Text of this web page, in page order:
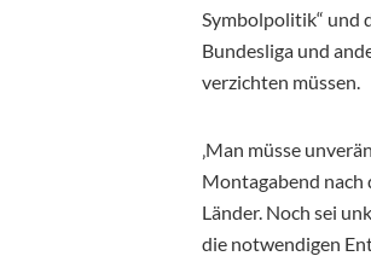
Symbolpolitik“ und
Bundesliga und
verzichten müssen.
‚Man müsse
Montagabend
Länder. Noch sei
die notwendigen